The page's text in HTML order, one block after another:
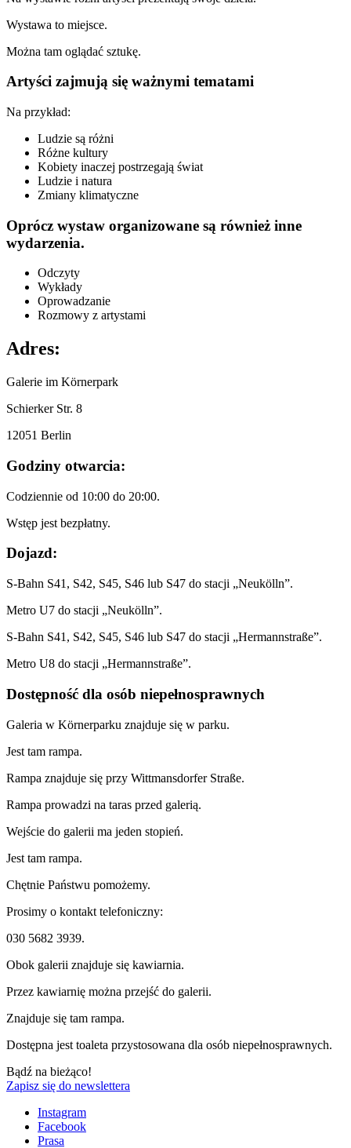
Wystawa to miejsce.
Można tam oglądać sztukę.
Artyści zajmują się ważnymi tematami
Na przykład:
Ludzie są różni
Różne kultury
Kobiety inaczej postrzegają świat
Ludzie i natura
Zmiany klimatyczne
Oprócz wystaw organizowane są również inne
wydarzenia.
Odczyty
Wykłady
Oprowadzanie
Rozmowy z artystami
Adres:
Galerie im Körnerpark
Schierker Str. 8
12051 Berlin
Godziny otwarcia:
Codziennie od 10:00 do 20:00.
Wstęp jest bezpłatny.
Dojazd:
S-Bahn S41, S42, S45, S46 lub S47 do stacji „Neukölln”.
Metro U7 do stacji „Neukölln”.
S-Bahn S41, S42, S45, S46 lub S47 do stacji „Hermannstraße”.
Metro U8 do stacji „Hermannstraße”.
Dostępność dla osób niepełnosprawnych
Galeria w Körnerparku znajduje się w parku.
Jest tam rampa.
Rampa znajduje się przy Wittmansdorfer Straße.
Rampa prowadzi na taras przed galerią.
Wejście do galerii ma jeden stopień.
Jest tam rampa.
Chętnie Państwu pomożemy.
Prosimy o kontakt telefoniczny:
030 5682 3939.
Obok galerii znajduje się kawiarnia.
Przez kawiarnię można przejść do galerii.
Znajduje się tam rampa.
Dostępna jest toaleta przystosowana dla osób niepełnosprawnych.
Bądź na bieżąco!
Zapisz się do newslettera
Instagram
Facebook
Prasa